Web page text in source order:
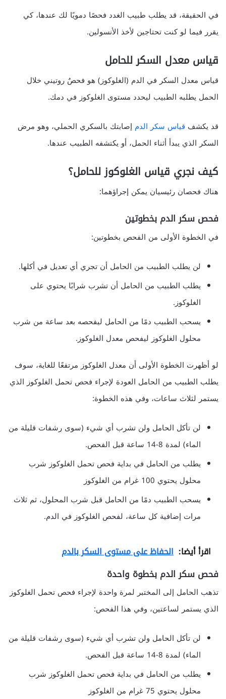
في الحقيقة، قد يطلب طبيب الغدد فحصًا دمويًا لك عندها، كي
يقرر فيما لو كنت تحتاجين لأخذ الأنسولين.
قياس معدل السكر للحامل
قياس معدل السكر في الدم (الغلوكوز) هو فحصٌ روتيني خلال
الحمل يطلبه الطبيب ليحدد مستوى الغلوكوز في دمك.
قد يكشف قياس سكر الدم إصابتك بالسكري الحملي، وهو مرض
السكر الذي يبدأ أثناء الحمل، أو يكتشفه الطبيب عندها.
كيف نجري قياس الغلوكوز للحامل؟
هناك فحصان رئيسيان يمكن إجراؤهما:
فحص سكر الدم بخطوتين
في الخطوة الأولى من الفحص بخطوتين:
لن يطلب الطبيب من الحامل أن تجري أي تعديل في أكلها.
يطلب الطبيب من الحامل أن تشرب شرابًا يحتوي على
الغلوكوز.
يسحب الطبيب دمًا من الحامل ليفحصه بعد ساعة من شرب
محلول الغلوكوز ليفحص معدل الغلوكوز.
لو أظهرت الخطوة الأولى أن معدل الغلوكوز مرتفعًا للغاية، سوف
يطلب الطبيب من الحامل العودة لإجراء فحص تحمل الغلوكوز الذي
يستمر لثلاث ساعات، وفي هذه الخطوة:
لن تأكل الحامل ولن تشرب أي شيء (سوى رشفات قليلة من
الماء) لمدة 8-14 ساعة قبل الفحص.
يطلب من الحامل في بداية فحص تحمل الغلوكوز شرب
محلول يحتوي 100 غرام من الغلوكوز
يسحب الطبيب دمًا من الحامل قبل شرب المحلول، ثم ثلاث
مرات إضافية كل ساعة، لفحص الغلوكوز في الدم.
اقرأ أيضا: الحفاظ على مستوى السكر بالدم
فحص سكر الدم بخطوة واحدة
تذهب الحامل إلى المختبر لمرة واحدة لإجراء فحص تحمل الغلوكوز
الذي يستمر لساعتين، وفي هذا الفحص:
لن تأكل الحامل ولن تشرب أي شيء (سوى رشفات قليلة من
الماء) لمدة 8-14 ساعة قبل الفحص.
يطلب من الحامل في بداية فحص تحمل الغلوكوز شرب
محلول يحتوي 75 غرام من الغلوكوز